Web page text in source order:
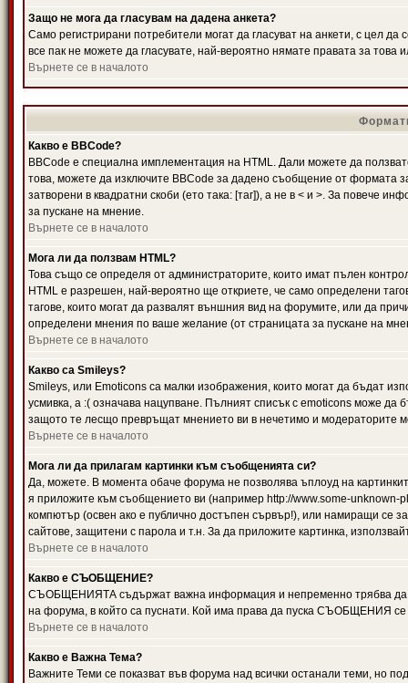
Защо не мога да гласувам на дадена анкета?
Само регистрирани потребители могат да гласуват на анкети, с цел
все пак не можете да гласувате, най-вероятно нямате правата за това
Върнете се в началото
Какво е BBCode?
BBCode е специална имплементация на HTML. Дали можете да
това, можете да изключите BBCode за дадено съобщение от формата
затворени в квадратни скоби (ето така: [таг]), а не в < и >. За повече
за пускане на мнение.
Върнете се в началото
Мога ли да ползвам HTML?
Това също се определя от администраторите, които имат пълен
HTML е разрешен, най-вероятно ще откриете, че само определени
тагове, които могат да развалят външния вид на форумите, или да
определени мнения по ваше желание (от страницата за пускане на
Върнете се в началото
Какво са Smileys?
Smileys, или Emoticons са малки изображения, които могат да бъдат
усмивка, а :( означава нацупване. Пълният списък с emoticons може да
защото те лесщо превръщат мнението ви в нечетимо и модераторите
Върнете се в началото
Мога ли да прилагам картинки към съобщенията си?
Да, можете. В момента обаче форума не позволява ъплоуд на
я приложите към съобщението ви (например http://www.some-
компютър (освен ако е публично достъпен сървър!), или намиращи се
сайтове, защитени с парола и т.н. За да приложите картинка,
Върнете се в началото
Какво е СЪОБЩЕНИЕ?
СЪОБЩЕНИЯТА съдържат важна информация и непременно трябва да
на форума, в който са пуснати. Кой има права да пуска СЪОБЩЕНИЯ се
Върнете се в началото
Какво е Важна Тема?
Важните Теми се показват във форума над всички останали теми,